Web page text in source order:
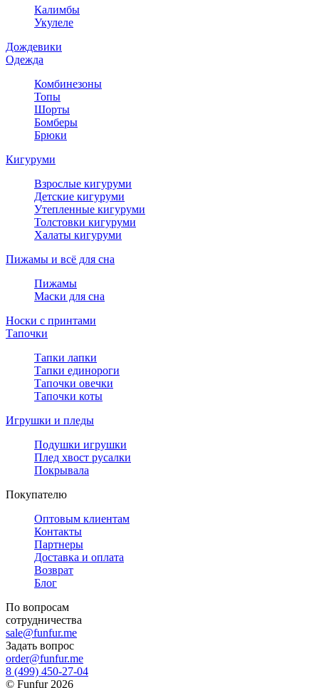
Калимбы
Укулеле
Дождевики
Одежда
Комбинезоны
Топы
Шорты
Бомберы
Брюки
Кигуруми
Взрослые кигуруми
Детские кигуруми
Утепленные кигуруми
Толстовки кигуруми
Халаты кигуруми
Пижамы и всё для сна
Пижамы
Маски для сна
Носки с принтами
Тапочки
Тапки лапки
Тапки единороги
Тапочки овечки
Тапочки коты
Игрушки и пледы
Подушки игрушки
Плед хвост русалки
Покрывала
Покупателю
Оптовым клиентам
Контакты
Партнеры
Доставка и оплата
Возврат
Блог
По вопросам
сотрудничества
sale@funfur.me
Задать вопрос
order@funfur.me
8 (499) 450-27-04
© Funfur 2026